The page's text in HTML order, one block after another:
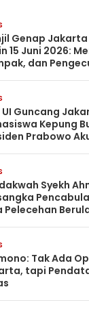
Genap
15 Juni 2026:
dan
UI Guncang
Kepung
Prabowo
Syekh
Pelecehan
Tak Ada
tapi